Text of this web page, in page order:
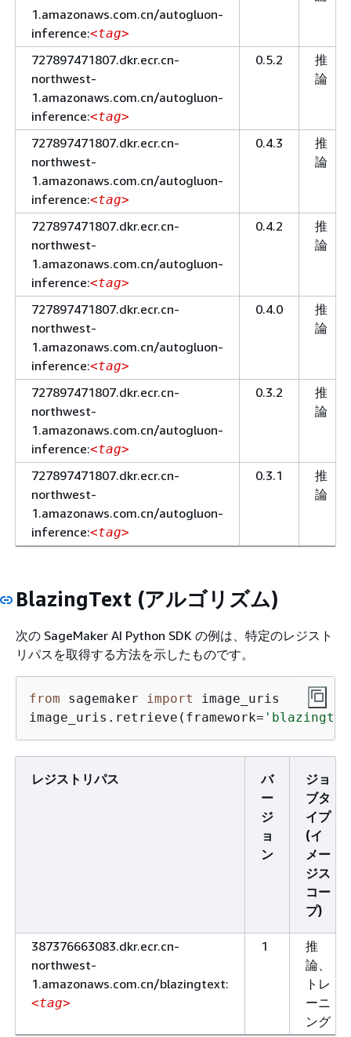
1.amazonaws.com.cn/autogluon-
inference:<tag>
727897471807.dkr.ecr.cn-
northwest-
1.amazonaws.com.cn/autogluon-
inference:<tag>
0.5.2
推
論
727897471807.dkr.ecr.cn-
northwest-
1.amazonaws.com.cn/autogluon-
inference:<tag>
0.4.3
推
論
727897471807.dkr.ecr.cn-
northwest-
1.amazonaws.com.cn/autogluon-
inference:<tag>
0.4.2
推
論
727897471807.dkr.ecr.cn-
northwest-
1.amazonaws.com.cn/autogluon-
inference:<tag>
0.4.0
推
論
727897471807.dkr.ecr.cn-
northwest-
1.amazonaws.com.cn/autogluon-
inference:<tag>
0.3.2
推
論
727897471807.dkr.ecr.cn-
northwest-
1.amazonaws.com.cn/autogluon-
inference:<tag>
0.3.1
推
論
BlazingText (アルゴリズム)
次の SageMaker AI Python SDK の例は、特定のレジスト
リパスを取得する方法を示したものです。
from sagemaker import
image_uris
image_uris.retrieve(framework=
レジストリパス
バ
ー
ジ
ョ
ン
ジョ
ブタ
イプ
(イ
メー
ジス
コー
プ)
387376663083.dkr.ecr.cn-
northwest-
1.amazonaws.com.cn/blazingtext:
<tag>
1
推
論、
トレ
ーニ
ング